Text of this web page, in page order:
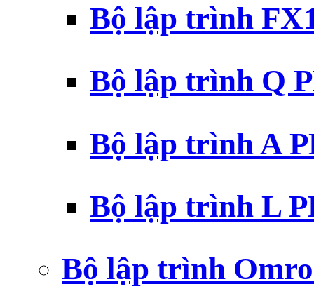
Bộ lập trình
Bộ lập trình Q
Bộ lập trình A
Bộ lập trình L
Bộ lập trình